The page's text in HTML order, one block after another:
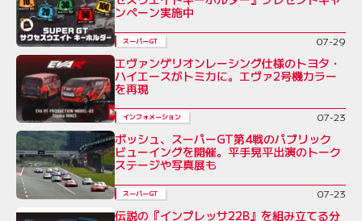
ンペーン実施中
スーパーGT 07-29
エヴァンゲリオンレーシング仕様のトヨタ・
ハイエースがトミカに。エヴァ2号機カラー
を再現
インフォメーション 07-23
ボッシュ、スーパーGT第4戦のパブリック
ビューイングを開催。平手晃平出演のトーク
ステージや写真展も
スーパーGT 07-23
伝説の『インプレッサ22B』を組み立てる分